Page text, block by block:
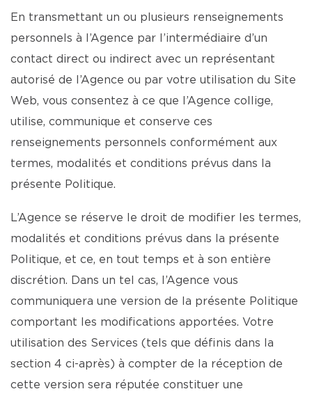
En transmettant un ou plusieurs renseignements
personnels à l’Agence par l’intermédiaire d’un
contact direct ou indirect avec un représentant
autorisé de l’Agence ou par votre utilisation du Site
Web, vous consentez à ce que l’Agence collige,
utilise, communique et conserve ces
renseignements personnels conformément aux
termes, modalités et conditions prévus dans la
présente Politique.
L’Agence se réserve le droit de modifier les termes,
modalités et conditions prévus dans la présente
Politique, et ce, en tout temps et à son entière
discrétion. Dans un tel cas, l’Agence vous
communiquera une version de la présente Politique
comportant les modifications apportées. Votre
utilisation des Services (tels que définis dans la
section 4 ci-après) à compter de la réception de
cette version sera réputée constituer une